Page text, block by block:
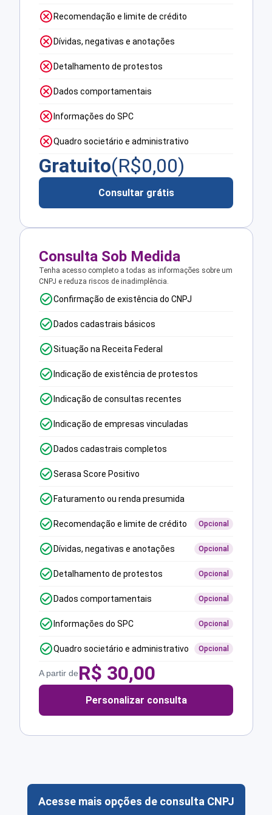
Recomendação e limite de crédito
Dívidas, negativas e anotações
Detalhamento de protestos
Dados comportamentais
Informações do SPC
Quadro societário e administrativo
Gratuito(R$0,00)
Consultar grátis
Consulta Sob Medida
Tenha acesso completo a todas as informações sobre um
CNPJ e reduza riscos de inadimplência.
Confirmação de existência do CNPJ
Dados cadastrais básicos
Situação na Receita Federal
Indicação de existência de protestos
Indicação de consultas recentes
Indicação de empresas vinculadas
Dados cadastrais completos
Serasa Score Positivo
Faturamento ou renda presumida
Recomendação e limite de crédito Opcional
Dívidas, negativas e anotações Opcional
Detalhamento de protestos Opcional
Dados comportamentais Opcional
Informações do SPC Opcional
Quadro societário e administrativo Opcional
A partir deR$ 30,00
Personalizar consulta
Acesse mais opções de consulta CNPJ